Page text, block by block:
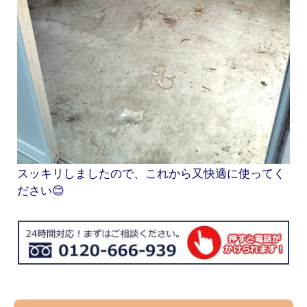
スッキリしましたので、これから又快適に使ってく
ださい😊